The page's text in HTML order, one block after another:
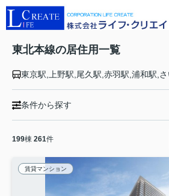
東北本線の居住用一覧
条件から探す
199棟 261件
賃貸マンション